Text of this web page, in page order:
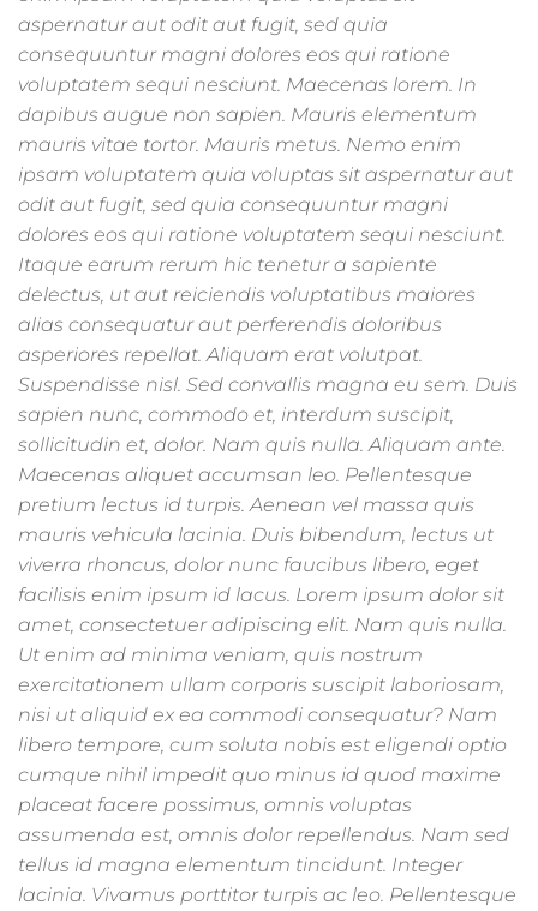
aspernatur aut odit aut fugit, sed quia
consequuntur magni dolores eos qui ratione
voluptatem sequi nesciunt. Maecenas lorem. In
dapibus augue non sapien. Mauris elementum
mauris vitae tortor. Mauris metus. Nemo enim
ipsam voluptatem quia voluptas sit aspernatur aut
odit aut fugit, sed quia consequuntur magni
dolores eos qui ratione voluptatem sequi nesciunt.
Itaque earum rerum hic tenetur a sapiente
delectus, ut aut reiciendis voluptatibus maiores
alias consequatur aut perferendis doloribus
asperiores repellat. Aliquam erat volutpat.
Suspendisse nisl. Sed convallis magna eu sem. Duis
sapien nunc, commodo et, interdum suscipit,
sollicitudin et, dolor. Nam quis nulla. Aliquam ante.
Maecenas aliquet accumsan leo. Pellentesque
pretium lectus id turpis. Aenean vel massa quis
mauris vehicula lacinia. Duis bibendum, lectus ut
viverra rhoncus, dolor nunc faucibus libero, eget
facilisis enim ipsum id lacus. Lorem ipsum dolor sit
amet, consectetuer adipiscing elit. Nam quis nulla.
Ut enim ad minima veniam, quis nostrum
exercitationem ullam corporis suscipit laboriosam,
nisi ut aliquid ex ea commodi consequatur? Nam
libero tempore, cum soluta nobis est eligendi optio
cumque nihil impedit quo minus id quod maxime
placeat facere possimus, omnis voluptas
assumenda est, omnis dolor repellendus. Nam sed
tellus id magna elementum tincidunt. Integer
lacinia. Vivamus porttitor turpis ac leo. Pellentesque